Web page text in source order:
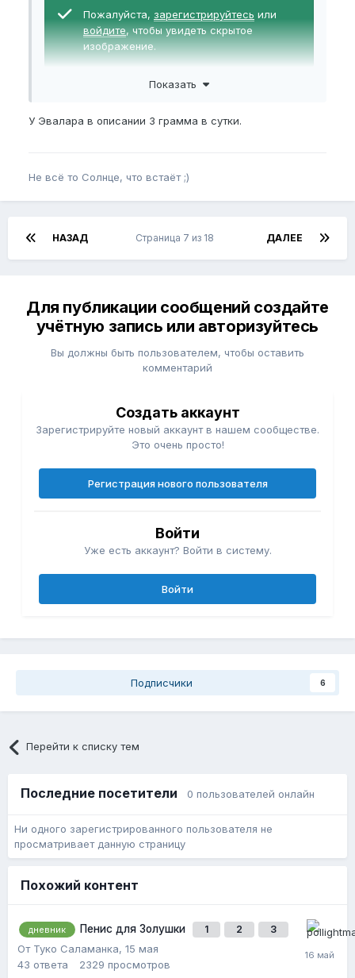
Пожалуйста, зарегистрируйтесь или
войдите, чтобы увидеть скрытое
изображение.
В описаловке указано 2 раза в день, это
Показать
У Эвалара в описании 3 грамма в сутки.
Не всё то Солнце, что встаёт ;)
НАЗАД ДАЛЕЕ
Страница 7 из 18
Для публикации сообщений создайте
учётную запись или авторизуйтесь
Вы должны быть пользователем, чтобы оставить
комментарий
Создать аккаунт
Зарегистрируйте новый аккаунт в нашем сообществе.
Это очень просто!
Регистрация нового пользователя
Войти
Уже есть аккаунт? Войти в систему.
Войти
Подписчики 6
Перейти к списку тем
Последние посетители 0 пользователей онлайн
Ни одного зарегистрированного пользователя не
просматривает данную страницу
Похожий контент
дневник Пенис для Золушки 1 2 3
От Туко Саламанка, 15 мая
43 ответа 2329 просмотров